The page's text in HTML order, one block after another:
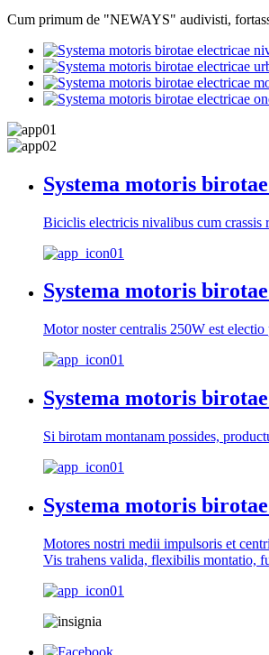
Cum primum de "NEWAYS" audivisti,
Systema motoris
Biciclis electricis nivalibus cum crassis
Systema motoris
Motor noster centralis 250W est
Systema motoris
Si birotam montanam possides,
Systema motoris
Motores nostri medii impulsoris et
Vis trahens valida, flexibilis montatio,